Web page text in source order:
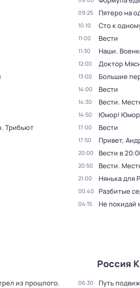
Трибьют
09:25 Пятеро на
10:10 Сто к
11:00 Вести
11:30 Наши.
12:00 Доктор
13:00 Большие
14:00 Вести
14:30 Вести.
14:50 Юмор!
17:00 Вести
17:50 Привет,
20:00 Вести в
20:50 Вести.
21:00 Нянька для
00:40 Разбитые
04:15 Не покидай
из прошлого.
Россия К
06:30 Путь